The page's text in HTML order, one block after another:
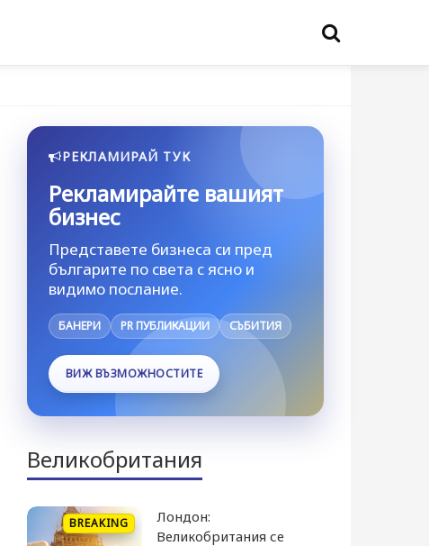
РЕКЛАМИРАЙ ТУК
Рекламирайте вашият
бизнес
Представете бизнеса си пред
българите по света с ясно и
видимо послание.
БАНЕРИ PR ПУБЛИКАЦИИ СЪБИТИЯ
ВИЖ ВЪЗМОЖНОСТИТЕ
Великобритания
BREAKING
Лондон:
Великобритания се